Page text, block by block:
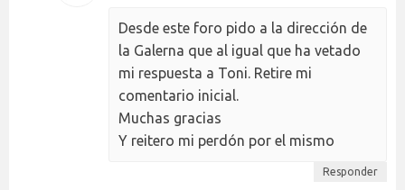
Desde este foro pido a la dirección de
la Galerna que al igual que ha vetado
mi respuesta a Toni. Retire mi
comentario inicial.
Muchas gracias
Y reitero mi perdón por el mismo
Responder